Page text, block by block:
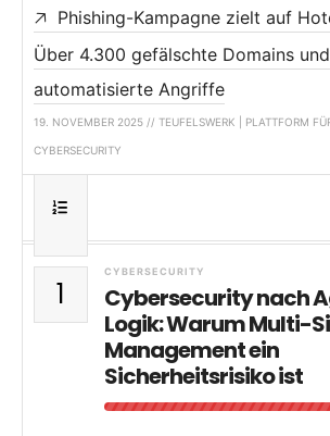
Phishing-Kampagne zielt auf
Über 4.300 gefälschte Domains und
automatisierte Angriffe
19. NOVEMBER 2025 // TEUFELSWERK | PLATTFORM
CYBERSECURITY
1
CYBERSECURITY
Cybersecurity nach
Logik: Warum Multi-
Management ein
Sicherheitsrisiko ist